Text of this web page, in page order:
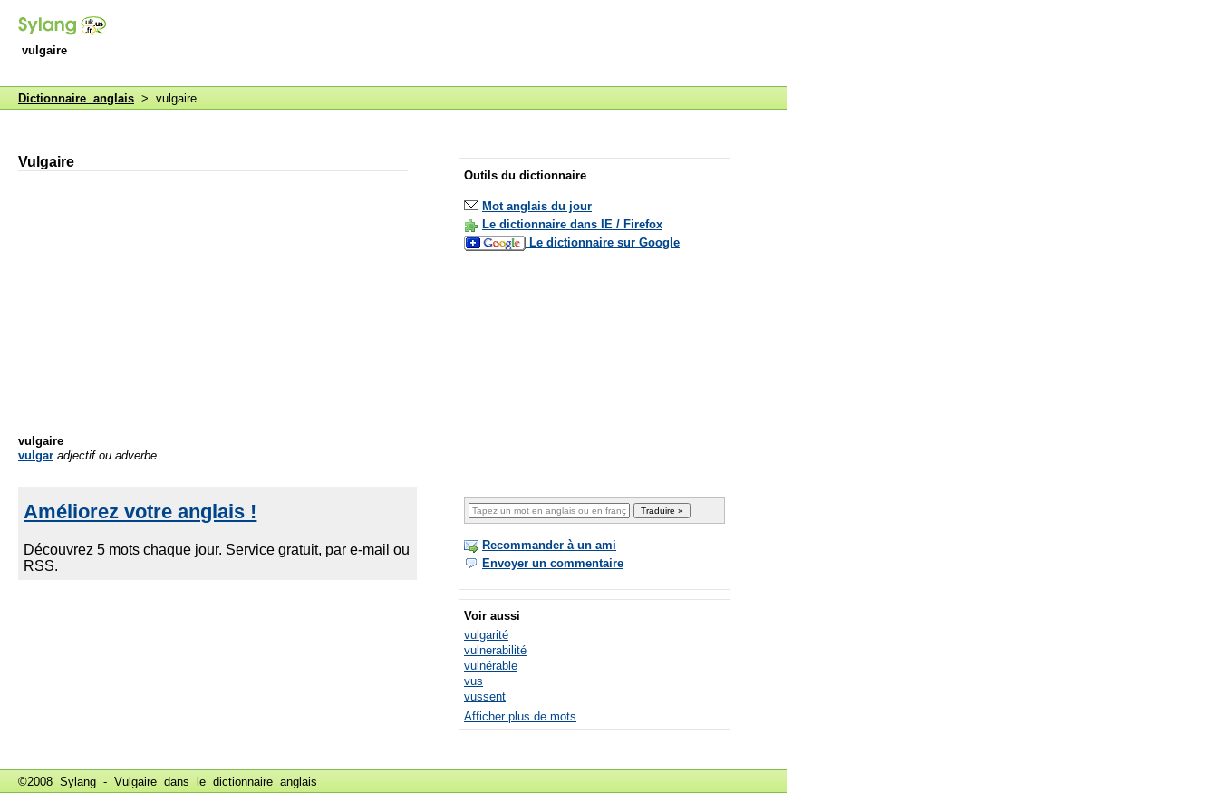
vulgaire
Dictionnaire anglais > vulgaire
Vulgaire
vulgaire
vulgar adjectif ou adverbe
Outils du dictionnaire
Mot anglais du jour
Le dictionnaire dans IE / Firefox
Le dictionnaire sur Google
Recommander à un ami
Envoyer un commentaire
Voir aussi
vulgarité
vulnerabilité
vulnérable
vus
vussent
Afficher plus de mots
©2008 Sylang - Vulgaire dans le dictionnaire anglais